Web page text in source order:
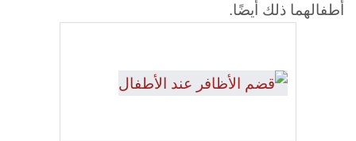
أطفالهما ذلك أيضًا.